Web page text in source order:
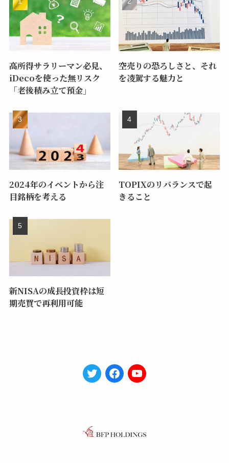
高所得サラリーマン必見、
iDecoを使った無リスク
「老後積み立て預金」
空売りの恐ろしさと、それ
を凌駕する魅力と
2024年のイベントから注
目銘柄を考える
TOPIXのリバランスで起
きること
新NISAの成長投資枠は短
期売買で再利用可能